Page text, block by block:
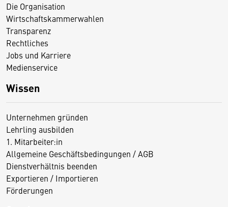
Die Organisation
Wirtschaftskammerwahlen
Transparenz
Rechtliches
Jobs und Karriere
Medienservice
Wissen
Unternehmen gründen
Lehrling ausbilden
1. Mitarbeiter:in
Allgemeine Geschäftsbedingungen / AGB
Dienstverhältnis beenden
Exportieren / Importieren
Förderungen